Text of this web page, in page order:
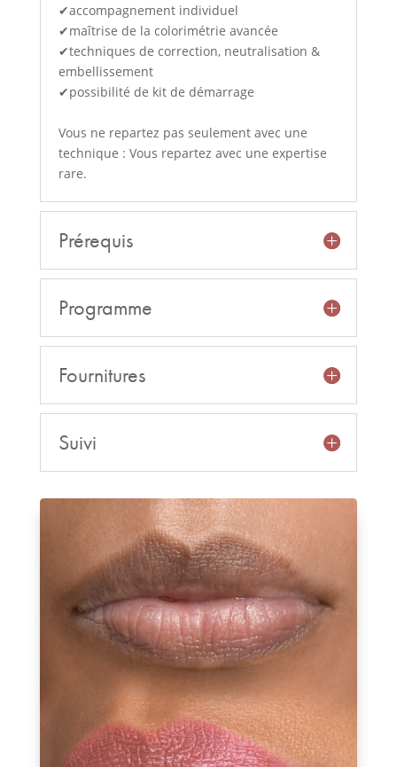
✔accompagnement individuel
✔maîtrise de la colorimétrie avancée
✔techniques de correction, neutralisation &
embellissement
✔possibilité de kit de démarrage
Vous ne repartez pas seulement avec une
technique : Vous repartez avec une expertise
rare.
Prérequis
Programme
Fournitures
Suivi